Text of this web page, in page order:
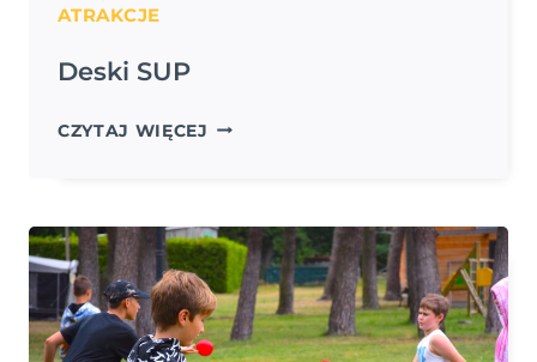
ATRAKCJE
Deski SUP
CZYTAJ WIĘCEJ DESKI